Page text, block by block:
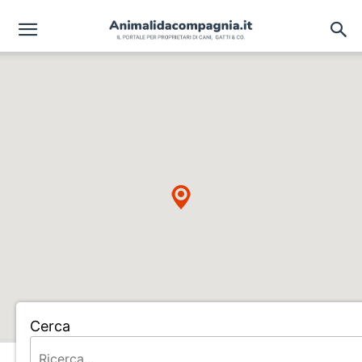
Cerca
Home ANIMAL OASIS